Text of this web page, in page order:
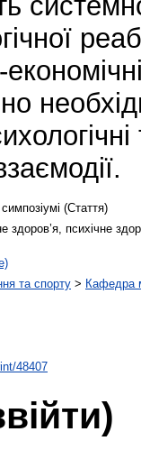
(Стаття)
здоров’я, психічне
та спорту > Кафедра
48407